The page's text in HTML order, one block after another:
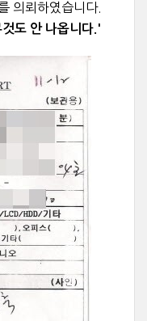
의뢰하였습니다.
도 안 나옵니다.'